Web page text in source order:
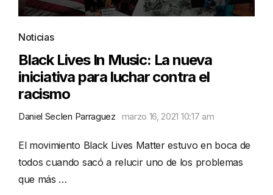
Noticias
Black Lives In Music: La nueva
iniciativa para luchar contra el
racismo
Daniel Seclen Parraguez marzo 16, 2021 10:17 am
El movimiento Black Lives Matter estuvo en boca de
todos cuando sacó a relucir uno de los problemas
que más …